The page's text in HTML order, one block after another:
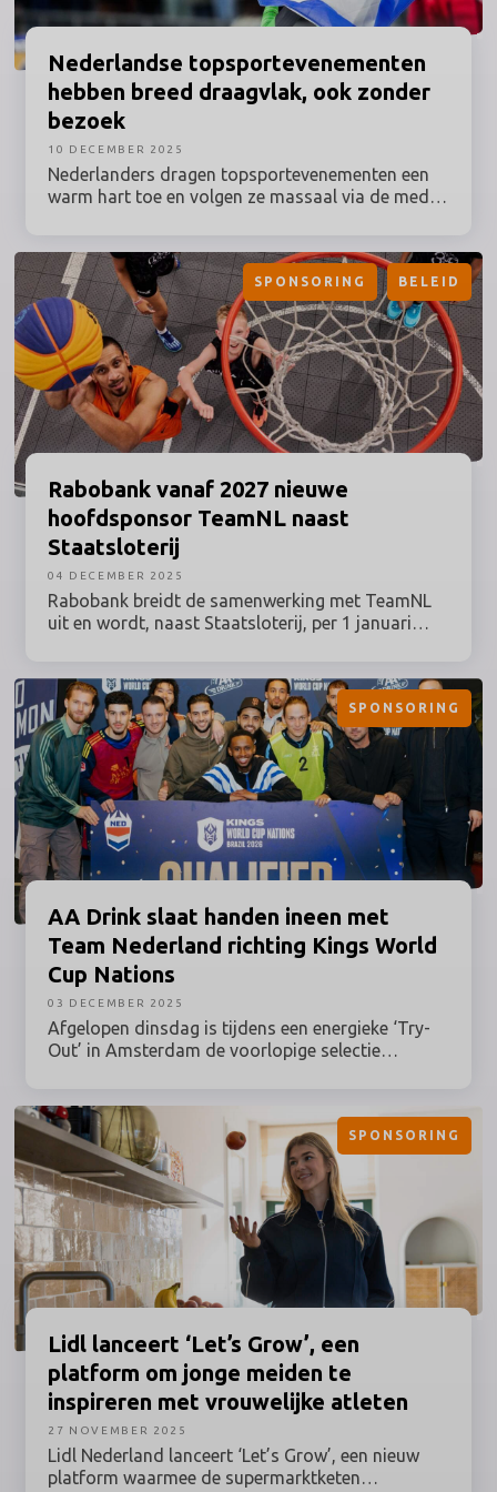
artikel licht NOC*NSF toe welke commerciële
2026.
Nederlandse topsportevenementen
hebben breed draagvlak, ook zonder
bezoek
Nederlanders dragen topsportevenementen een
warm hart toe en volgen ze massaal via de media.
hangen van de mate van betrokkenheid, zo blijkt
uit nieuw onderzoek van onderzoeksprogramma
MOVES onder bijna 4.000 Nederlanders.
10 DECEMBER 2025
Rabobank vanaf 2027 nieuwe
hoofdsponsor TeamNL naast
Staatsloterij
Rabobank breidt de samenwerking met TeamNL
uit en wordt, naast Staatsloterij, per 1 januari
vijfjarige overeenkomst – in elk geval tot en met
de Paralympische Zomerspelen in Brisbane 2032 –
is een bedrag gemoeid van bijna 50 miljoen euro.
SPONSORING BELEID
04 DECEMBER 2025
AA Drink slaat handen ineen met
Team Nederland richting Kings World
Cup Nations
Afgelopen dinsdag is tijdens een energieke ‘Try-
Out’ in Amsterdam de voorlopige selectie
vertegenwoordigen tijdens de Kings World Cup
Nations in São Paulo. Tegelijkertijd werd een
samenwerking met AA Drink aangekondigd. De
sportdrank schaart zich als official partner van
Team Nederland achter de ambitie om kampioen
te worden in Brazilië.
SPONSORING
03 DECEMBER 2025
Lidl lanceert ‘Let’s Grow’, een
platform om jonge meiden te
inspireren met vrouwelijke atleten
Lidl Nederland lanceert ‘Let’s Grow’, een nieuw
platform waarmee de supermarktketen
SPONSORING
27 NOVEMBER 2025